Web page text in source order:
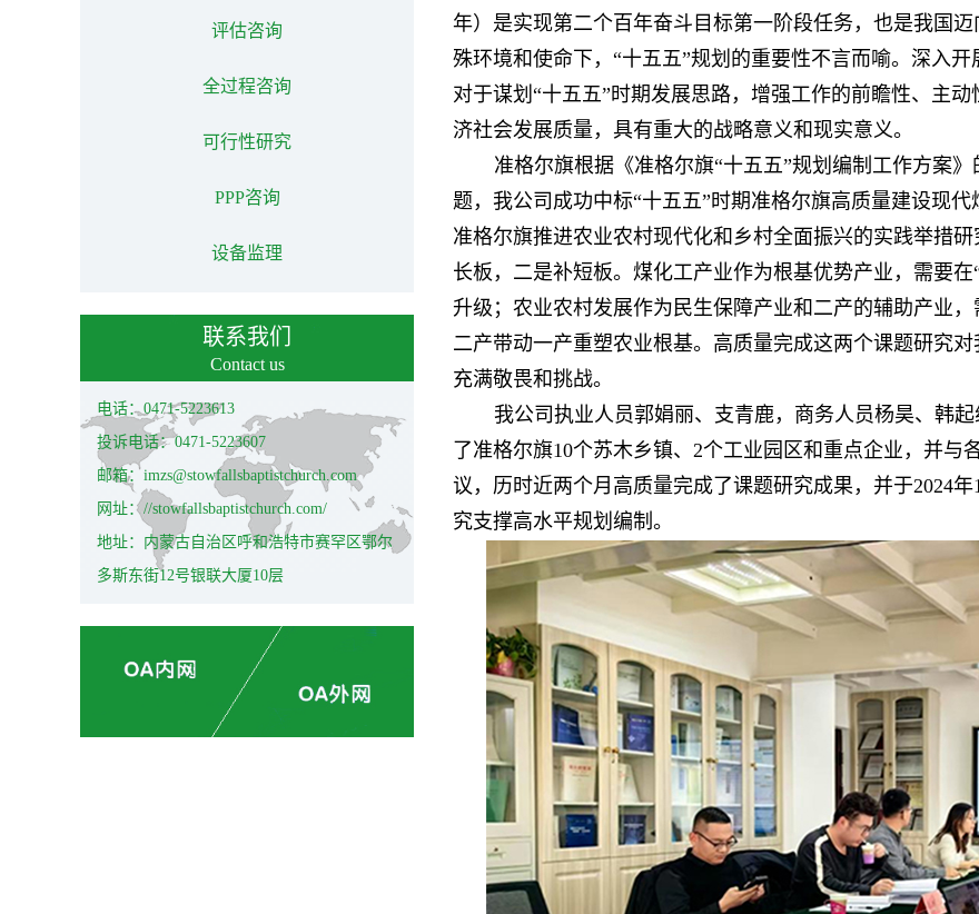
评估咨询
全过程咨询
可行性研究
PPP咨询
设备监理
联系我们
Contact us
电话：0471-5223613
投诉电话：0471-5223607
邮箱：imzs@stowfallsbaptistchurch.com
网址：//stowfallsbaptistchurch.com/
地址：内蒙古自治区呼和浩特市赛罕区鄂尔
多斯东街12号银联大厦10层
年）是实现第二个百年奋斗目标第一阶段任务，也是我国
殊环境和使命下，“十五五”规划的重要性不言而喻。深入开
对于谋划“十五五”时期发展思路，增强工作的前瞻性、主
济社会发展质量，具有重大的战略意义和现实意义。
准格尔旗根据《准格尔旗“十五五”规划编制工作方案
题，我公司成功中标“十五五”时期准格尔旗高质量建设现
准格尔旗推进农业农村现代化和乡村全面振兴的实践举措
长板，二是补短板。煤化工产业作为根基优势产业，需要
升级；农业农村发展作为民生保障产业和二产的辅助产业
二产带动一产重塑农业根基。高质量完成这两个课题研究
充满敬畏和挑战。
我公司执业人员郭娟丽、支青鹿，商务人员杨昊、韩
了准格尔旗10个苏木乡镇、2个工业园区和重点企业，并
议，历时近两个月高质量完成了课题研究成果，并于2024
究支撑高水平规划编制。